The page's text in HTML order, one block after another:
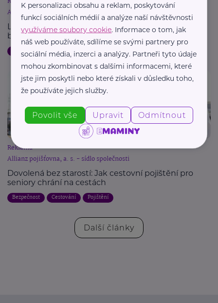
Allianz pojišťovna, a. s. - sídlo společnosti
Letní dovolená a pojištění: Jak chránit svůj majetek
během cest
Dovolená Bezpečnost Cestování Pojištění
Reklama
Allianz pojišťovna, a. s. - sídlo společnosti
Dovolená bez starostí: Jak cestovní pojištění pro
seniory chrání na cestách
Bezpečnost Cestování Pojištění
Další články
K personalizaci obsahu a reklam, poskytování
funkcí sociálních médií a analýze naší návštěvnosti
využíváme soubory cookie. Informace o tom, jak
náš web používáte, sdílíme se svými partnery pro
sociální média, inzerci a analýzy. Partneři tyto údaje
mohou zkombinovat s dalšími informacemi, které
jste jim poskytli nebo které získali v důsledku toho,
že používáte jejich služby.
Povolit vše Upravit Odmítnout